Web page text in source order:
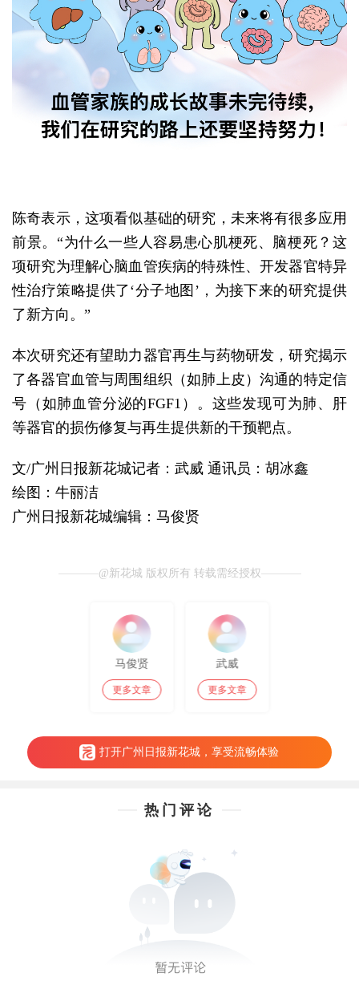
陈奇表示，这项看似基础的研究，未来将有很多应用
前景。“为什么一些人容易患心肌梗死、脑梗死？这
项研究为理解心脑血管疾病的特殊性、开发器官特异
性治疗策略提供了‘分子地图’，为接下来的研究提供
了新方向。”
本次研究还有望助力器官再生与药物研发，研究揭示
了各器官血管与周围组织（如肺上皮）沟通的特定信
号（如肺血管分泌的FGF1）。这些发现可为肺、肝
等器官的损伤修复与再生提供新的干预靶点。
文/广州日报新花城记者：武威 通讯员：胡冰鑫
绘图：牛丽洁
广州日报新花城编辑：马俊贤
@新花城 版权所有 转载需经授权
马俊贤
更多文章
武威
更多文章
打开广州日报新花城，享受流畅体验
热门评论